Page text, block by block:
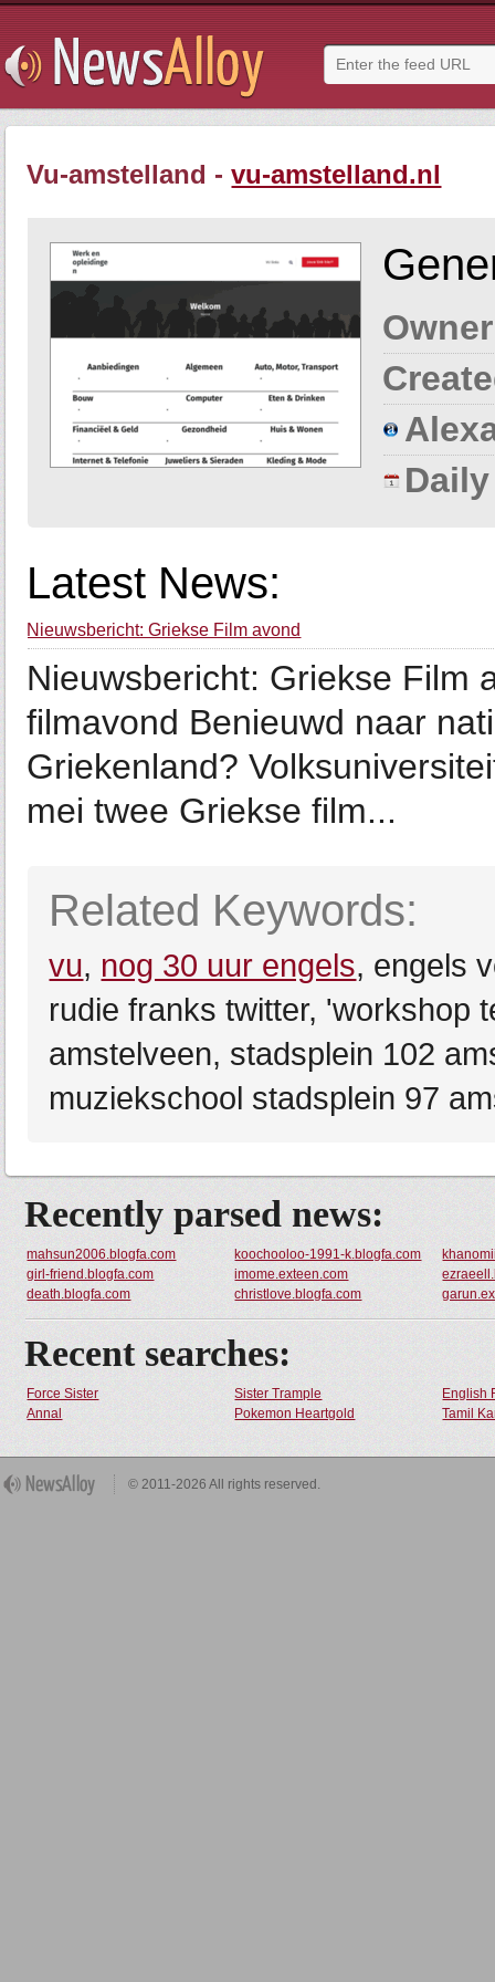
Vu-amstelland -vu-amstelland.nl
Latest News:
Nieuwsbericht: Griekse Film avond
Nieuwsbericht: Griekse Film
filmavond Benieuwd naar
Griekenland?
mei twee Griekse film...
Related Keywords:
vu, nog 30 uur engels, engels
rudie franks twitter, 'workshop
amstelveen, stadsplein 102
muziekschool stadsplein 97
Recently parsed news:
mahsun2006.blogfa.com koochooloo-1991-k.blogfa.com
girl-friend.blogfa.com
imome.exteen.com
death.blogfa.com
christlove.blogfa.com
Recent searches:
Force Sister Sister Trample
English
Annal
Pokemon Heartgold Tamil
© 2011-2026 All rights reserved.